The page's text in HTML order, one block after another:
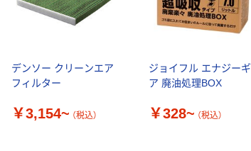
デンソー クリーンエア
フィルター
￥3,154~ （税込）
ジョイフル エナジーギ
ア 廃油処理BOX
￥328~ （税込）